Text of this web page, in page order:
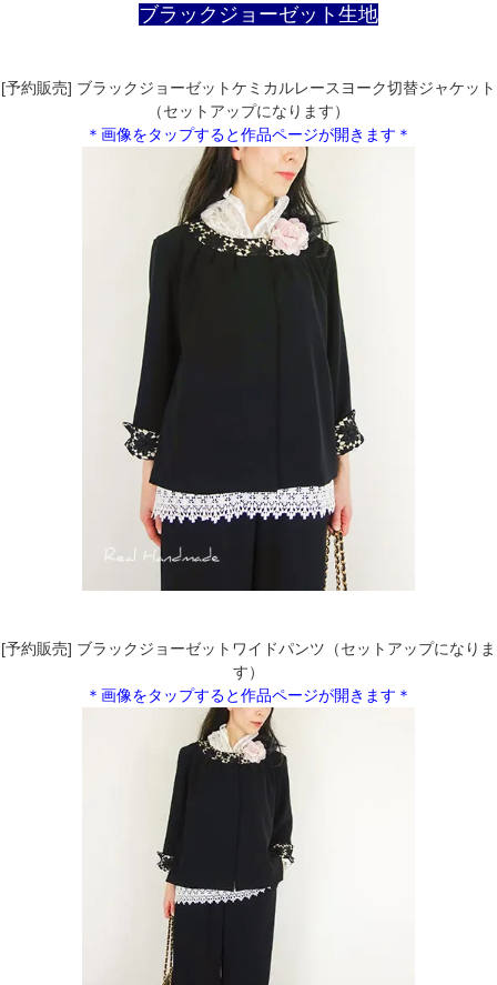
ブラックジョーゼット生地
[予約販売] ブラックジョーゼットケミカルレースヨーク切替ジャケット
（セットアップになります）
＊画像をタップすると作品ページが開きます＊
[予約販売] ブラックジョーゼットワイドパンツ（セットアップになりま
す）
＊画像をタップすると作品ページが開きます＊